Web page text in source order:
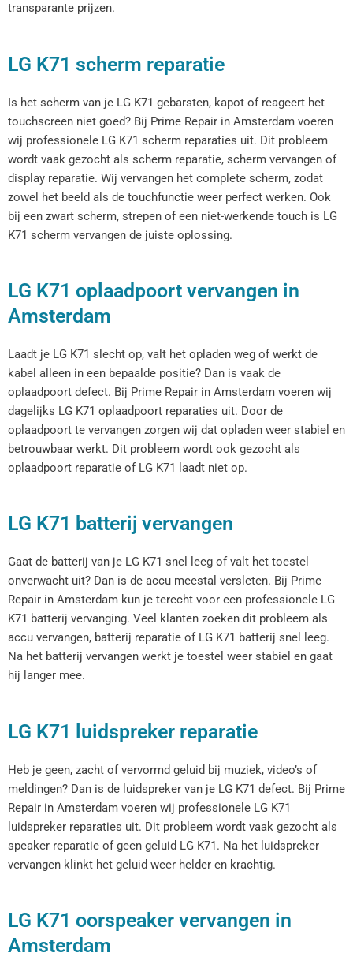
transparante prijzen.
LG K71 scherm reparatie
Is het scherm van je LG K71 gebarsten, kapot of reageert het
touchscreen niet goed? Bij Prime Repair in Amsterdam voeren
wij professionele LG K71 scherm reparaties uit. Dit probleem
wordt vaak gezocht als scherm reparatie, scherm vervangen of
display reparatie. Wij vervangen het complete scherm, zodat
zowel het beeld als de touchfunctie weer perfect werken. Ook
bij een zwart scherm, strepen of een niet-werkende touch is LG
K71 scherm vervangen de juiste oplossing.
LG K71 oplaadpoort vervangen in
Amsterdam
Laadt je LG K71 slecht op, valt het opladen weg of werkt de
kabel alleen in een bepaalde positie? Dan is vaak de
oplaadpoort defect. Bij Prime Repair in Amsterdam voeren wij
dagelijks LG K71 oplaadpoort reparaties uit. Door de
oplaadpoort te vervangen zorgen wij dat opladen weer stabiel en
betrouwbaar werkt. Dit probleem wordt ook gezocht als
oplaadpoort reparatie of LG K71 laadt niet op.
LG K71 batterij vervangen
Gaat de batterij van je LG K71 snel leeg of valt het toestel
onverwacht uit? Dan is de accu meestal versleten. Bij Prime
Repair in Amsterdam kun je terecht voor een professionele LG
K71 batterij vervanging. Veel klanten zoeken dit probleem als
accu vervangen, batterij reparatie of LG K71 batterij snel leeg.
Na het batterij vervangen werkt je toestel weer stabiel en gaat
hij langer mee.
LG K71 luidspreker reparatie
Heb je geen, zacht of vervormd geluid bij muziek, video’s of
meldingen? Dan is de luidspreker van je LG K71 defect. Bij Prime
Repair in Amsterdam voeren wij professionele LG K71
luidspreker reparaties uit. Dit probleem wordt vaak gezocht als
speaker reparatie of geen geluid LG K71. Na het luidspreker
vervangen klinkt het geluid weer helder en krachtig.
LG K71 oorspeaker vervangen in
Amsterdam